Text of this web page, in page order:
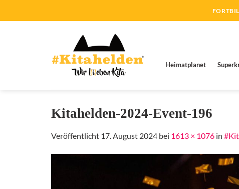
Heimatplanet
Kitahelden-2024-Event-196
Veröffentlicht 17. August 2024 bei 1613 × 1076 in